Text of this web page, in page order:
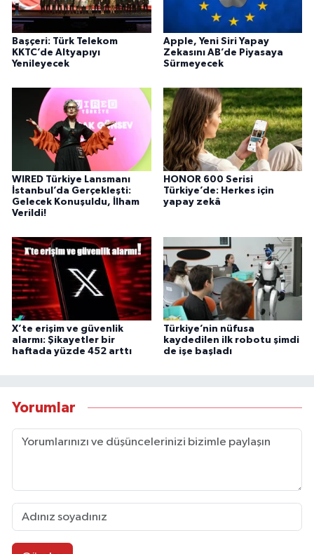
Başçeri: Türk Telekom
KKTC’de Altyapıyı
Yenileyecek
Apple, Yeni Siri Yapay
Zekasını AB’de Piyasaya
Sürmeyecek
WIRED Türkiye Lansmanı
İstanbul’da Gerçekleşti:
Gelecek Konuşuldu, İlham
Verildi!
HONOR 600 Serisi
Türkiye’de: Herkes için
yapay zekâ
X’te erişim ve güvenlik
alarmı: Şikayetler bir
haftada yüzde 452 arttı
Türkiye’nin nüfusa
kaydedilen ilk robotu şimdi
de işe başladı
Yorumlar